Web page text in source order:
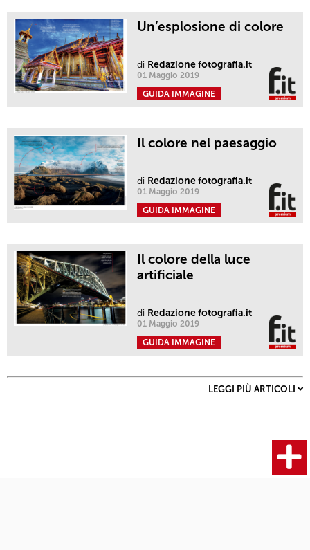
Un’esplosione di colore
di Redazione fotografia.it
01 Maggio 2019
GUIDA IMMAGINE
Il colore nel paesaggio
di Redazione fotografia.it
01 Maggio 2019
GUIDA IMMAGINE
Il colore della luce
artificiale
di Redazione fotografia.it
01 Maggio 2019
GUIDA IMMAGINE
LEGGI PIÙ ARTICOLI